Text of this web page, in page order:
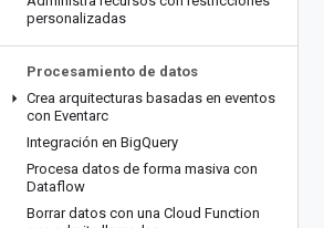
personalizadas
Procesamiento de datos
Crea arquitecturas basadas en eventos
con Eventarc
Integración en BigQuery
Procesa datos de forma masiva con
Dataflow
Borrar datos con una Cloud Function